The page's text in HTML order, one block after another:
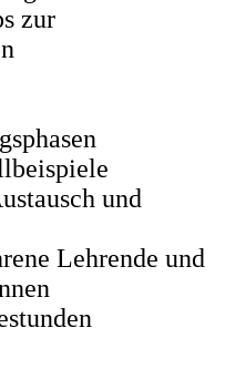
zur
und
Lehrende und